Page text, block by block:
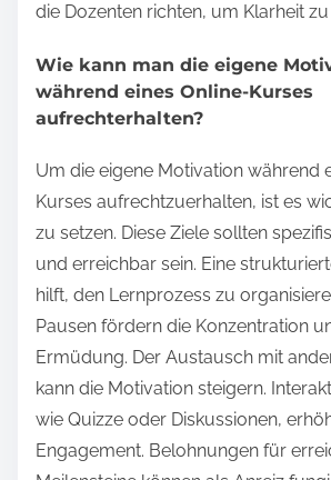
die Dozenten richten, um Klarheit
Wie kann man die eigene
während eines Online-Kurses
aufrechterhalten?
Um die eigene Motivation während
Kurses aufrechtzuerhalten, ist es
zu setzen. Diese Ziele sollten
und erreichbar sein. Eine
hilft, den Lernprozess zu
Pausen fördern die Konzentration
Ermüdung. Der Austausch mit
kann die Motivation steigern.
wie Quizze oder Diskussionen,
Engagement. Belohnungen für